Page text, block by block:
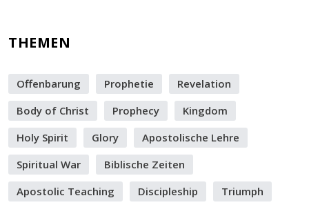
THEMEN
Offenbarung Prophetie
Revelation
Body of Christ
Prophecy
Kingdom
Holy Spirit
Glory
Apostolische Lehre
Spiritual War
Biblische Zeiten
Apostolic Teaching
Discipleship
Triumph